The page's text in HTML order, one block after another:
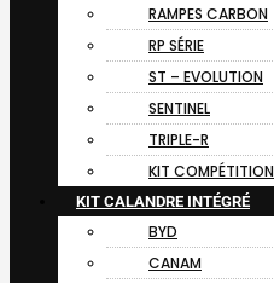
RAMPES CARBON
RP SÉRIE
ST – EVOLUTION
SENTINEL
TRIPLE-R
KIT COMPÉTITION
KIT CALANDRE INTÉGRÉ
BYD
CANAM